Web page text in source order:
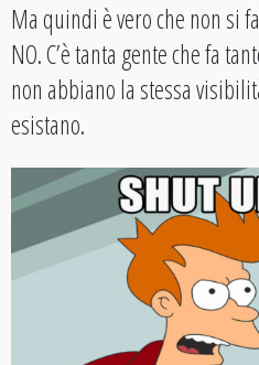
Ma quindi è vero che non si
NO. C’è tanta gente che fa
non abbiano la stessa
esistano.